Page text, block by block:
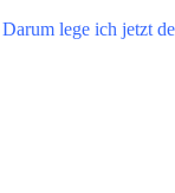
lege ich jetzt